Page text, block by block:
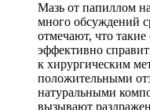
Мазь от папиллом
много обсуждений
отмечают, что
эффективно
к хирургическим
положительными
натуральными
вызывают